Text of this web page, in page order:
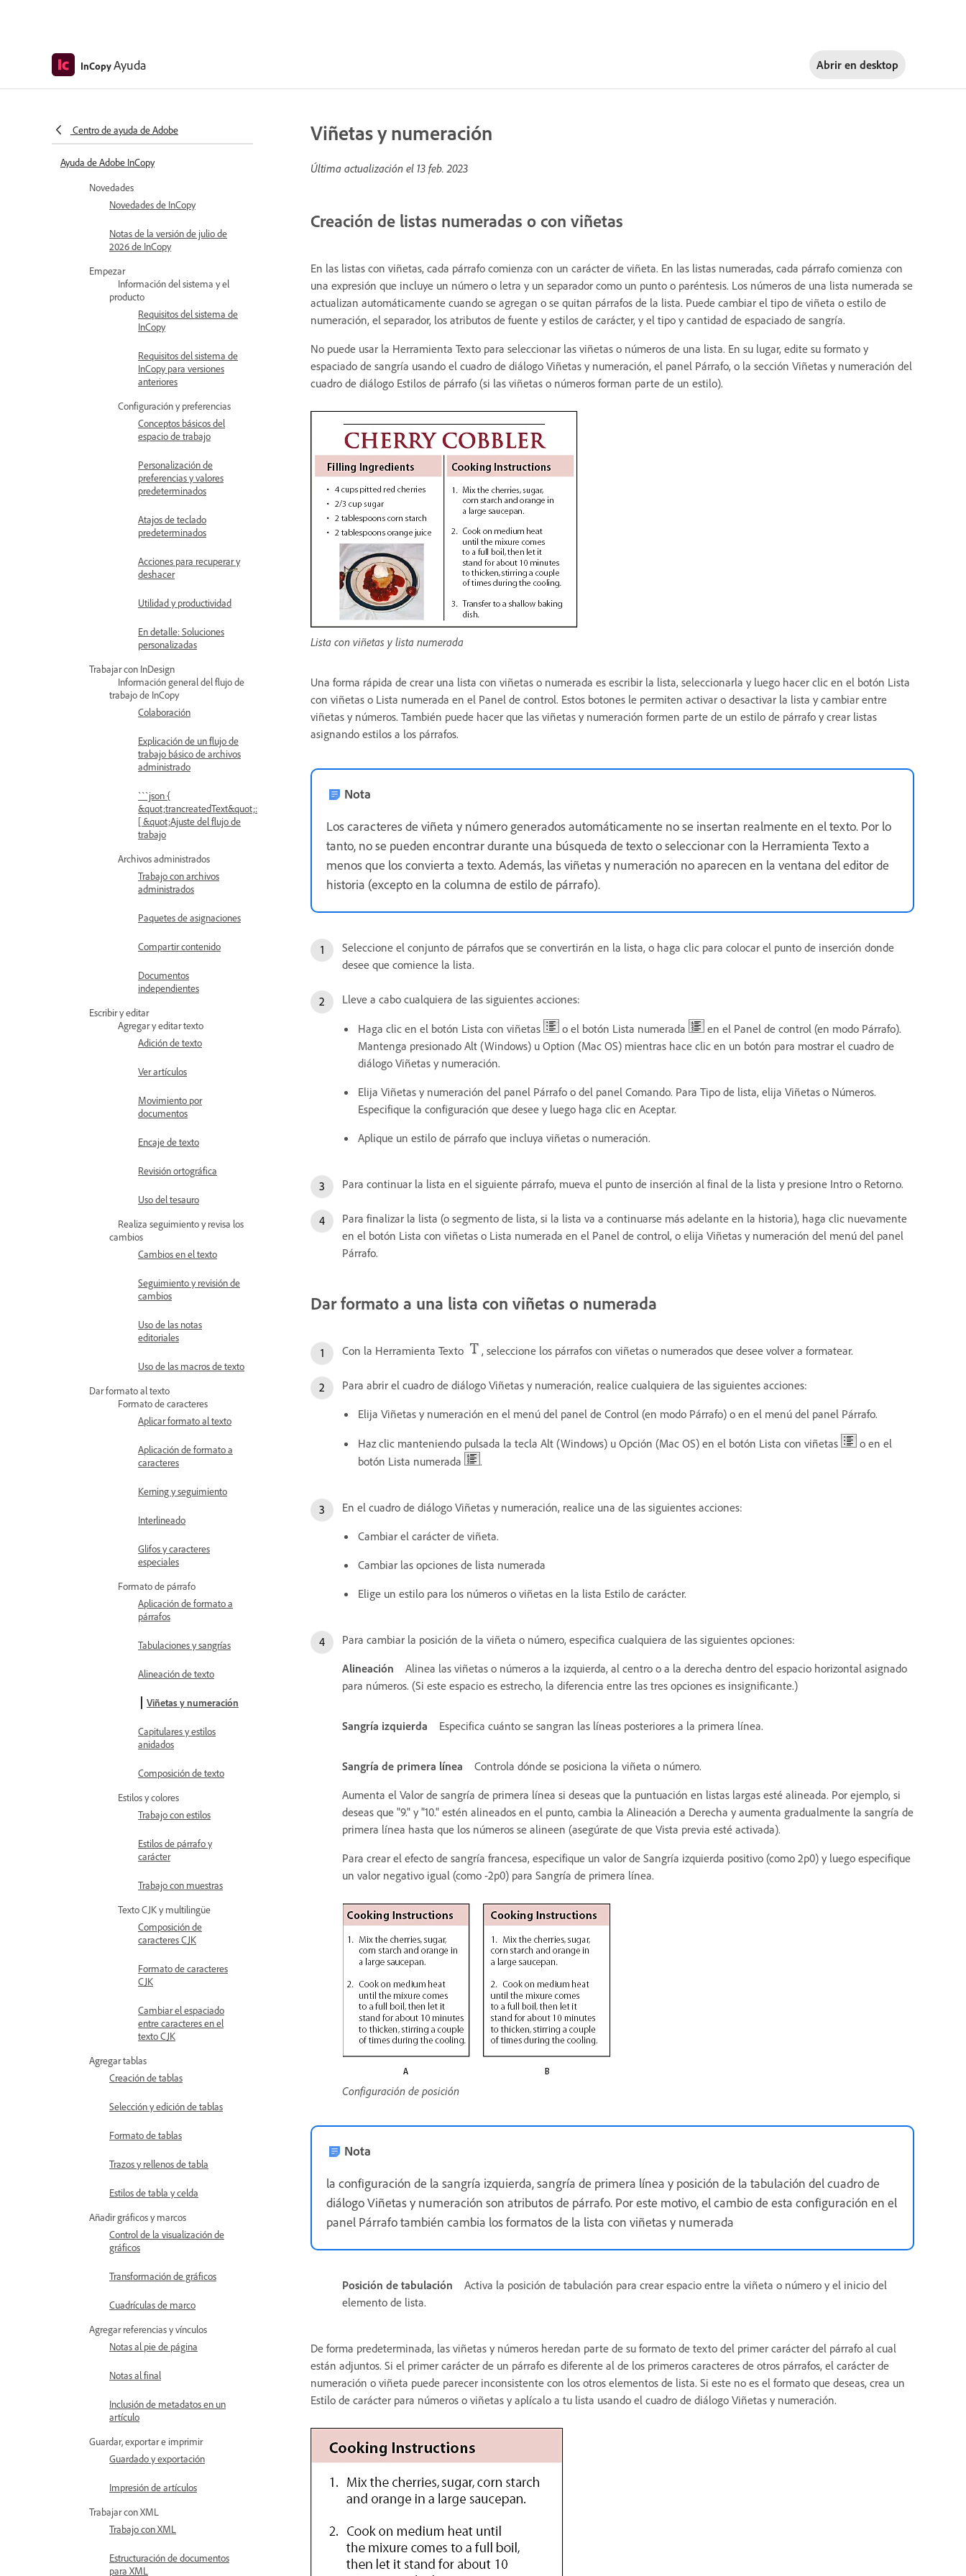
InCopyAyuda Abrir en desktop
Centro de ayuda de Adobe
Ayuda de Adobe InCopy
Novedades
Novedades de InCopy
Notas de la versión de julio de
2026 de InCopy
Empezar
Información del sistema y el
producto
Requisitos del sistema de
InCopy
Requisitos del sistema de
InCopy para versiones
anteriores
Configuración y preferencias
Conceptos básicos del
espacio de trabajo
Personalización de
preferencias y valores
predeterminados
Atajos de teclado
predeterminados
Acciones para recuperar y
deshacer
Utilidad y productividad
En detalle: Soluciones
personalizadas
Trabajar con InDesign
Información general del flujo de
trabajo de InCopy
Colaboración
Explicación de un flujo de
trabajo básico de archivos
administrado
```json {
&quot;trancreatedText&quot;:
[ &quot;Ajuste del flujo de
trabajo
Archivos administrados
Trabajo con archivos
administrados
Paquetes de asignaciones
Compartir contenido
Documentos
independientes
Escribir y editar
Agregar y editar texto
Adición de texto
Ver artículos
Movimiento por
documentos
Encaje de texto
Revisión ortográfica
Uso del tesauro
Realiza seguimiento y revisa los
cambios
Cambios en el texto
Seguimiento y revisión de
cambios
Uso de las notas
editoriales
Uso de las macros de texto
Dar formato al texto
Formato de caracteres
Aplicar formato al texto
Aplicación de formato a
caracteres
Kerning y seguimiento
Interlineado
Glifos y caracteres
especiales
Formato de párrafo
Aplicación de formato a
párrafos
Tabulaciones y sangrías
Alineación de texto
Viñetas y numeración
Capitulares y estilos
anidados
Composición de texto
Estilos y colores
Trabajo con estilos
Estilos de párrafo y
carácter
Trabajo con muestras
Texto CJK y multilingüe
Composición de
caracteres CJK
Formato de caracteres
CJK
Cambiar el espaciado
entre caracteres en el
texto CJK
Agregar tablas
Creación de tablas
Selección y edición de tablas
Formato de tablas
Trazos y rellenos de tabla
Estilos de tabla y celda
Añadir gráficos y marcos
Control de la visualización de
gráficos
Transformación de gráficos
Cuadrículas de marco
Agregar referencias y vínculos
Notas al pie de página
Notas al final
Inclusión de metadatos en un
artículo
Guardar, exportar e imprimir
Guardado y exportación
Impresión de artículos
Trabajar con XML
Trabajo con XML
Estructuración de documentos
para XML
Viñetas y numeración
Última actualización el 13 feb. 2023
Creación de listas numeradas o con viñetas
En las listas con viñetas, cada párrafo comienza con un carácter de viñeta. En las listas numeradas, cada párrafo comienza con
una expresión que incluye un número o letra y un separador como un punto o paréntesis. Los números de una lista numerada se
actualizan automáticamente cuando se agregan o se quitan párrafos de la lista. Puede cambiar el tipo de viñeta o estilo de
numeración, el separador, los atributos de fuente y estilos de carácter, y el tipo y cantidad de espaciado de sangría.
No puede usar la Herramienta Texto para seleccionar las viñetas o números de una lista. En su lugar, edite su formato y
espaciado de sangría usando el cuadro de diálogo Viñetas y numeración, el panel Párrafo, o la sección Viñetas y numeración del
cuadro de diálogo Estilos de párrafo (si las viñetas o números forman parte de un estilo).
Lista con viñetas y lista numerada
Una forma rápida de crear una lista con viñetas o numerada es escribir la lista, seleccionarla y luego hacer clic en el botón Lista
con viñetas o Lista numerada en el Panel de control. Estos botones le permiten activar o desactivar la lista y cambiar entre
viñetas y números. También puede hacer que las viñetas y numeración formen parte de un estilo de párrafo y crear listas
asignando estilos a los párrafos.
Nota
Los caracteres de viñeta y número generados automáticamente no se insertan realmente en el texto. Por lo
tanto, no se pueden encontrar durante una búsqueda de texto o seleccionar con la Herramienta Texto a
menos que los convierta a texto. Además, las viñetas y numeración no aparecen en la ventana del editor de
historia (excepto en la columna de estilo de párrafo).
Seleccione el conjunto de párrafos que se convertirán en la lista, o haga clic para colocar el punto de inserción donde
desee que comience la lista.
Lleve a cabo cualquiera de las siguientes acciones:
Haga clic en el botón Lista con viñetas o el botón Lista numerada
en el Panel de control (en modo Párrafo).
Mantenga presionado Alt (Windows) u Option (Mac OS) mientras hace clic en un botón para mostrar el cuadro de
diálogo Viñetas y numeración.
Elija Viñetas y numeración del panel Párrafo o del panel Comando. Para Tipo de lista, elija Viñetas o Números.
Especifique la configuración que desee y luego haga clic en Aceptar.
Aplique un estilo de párrafo que incluya viñetas o numeración.
Para continuar la lista en el siguiente párrafo, mueva el punto de inserción al final de la lista y presione Intro o Retorno.
Para finalizar la lista (o segmento de lista, si la lista va a continuarse más adelante en la historia), haga clic nuevamente
en el botón Lista con viñetas o Lista numerada en el Panel de control, o elija Viñetas y numeración del menú del panel
Párrafo.
Dar formato a una lista con viñetas o numerada
Con la Herramienta Texto , seleccione los párrafos con viñetas o numerados que desee volver a formatear.
Para abrir el cuadro de diálogo Viñetas y numeración, realice cualquiera de las siguientes acciones:
Elija Viñetas y numeración en el menú del panel de Control (en modo Párrafo) o en el menú del panel Párrafo.
Haz clic manteniendo pulsada la tecla Alt (Windows) u Opción (Mac OS) en el botón Lista con viñetas
o en el
botón Lista numerada
.
En el cuadro de diálogo Viñetas y numeración, realice una de las siguientes acciones:
Cambiar el carácter de viñeta.
Cambiar las opciones de lista numerada
Elige un estilo para los números o viñetas en la lista Estilo de carácter.
Para cambiar la posición de la viñeta o número, especifica cualquiera de las siguientes opciones:
Alineación
Alinea las viñetas o números a la izquierda, al centro o a la derecha dentro del espacio horizontal asignado
para números. (Si este espacio es estrecho, la diferencia entre las tres opciones es insignificante.)
Sangría izquierda Especifica cuánto se sangran las líneas posteriores a la primera línea.
Sangría de primera línea
Controla dónde se posiciona la viñeta o número.
Aumenta el Valor de sangría de primera línea si deseas que la puntuación en listas largas esté alineada. Por ejemplo, si
deseas que "9." y "10." estén alineados en el punto, cambia la Alineación a Derecha y aumenta gradualmente la sangría de
primera línea hasta que los números se alineen (asegúrate de que Vista previa esté activada).
Para crear el efecto de sangría francesa, especifique un valor de Sangría izquierda positivo (como 2p0) y luego especifique
un valor negativo igual (como -2p0) para Sangría de primera línea.
Configuración de posición
Nota
la configuración de la sangría izquierda, sangría de primera línea y posición de la tabulación del cuadro de
diálogo Viñetas y numeración son atributos de párrafo. Por este motivo, el cambio de esta configuración en el
panel Párrafo también cambia los formatos de la lista con viñetas y numerada
Posición de tabulación
Activa la posición de tabulación para crear espacio entre la viñeta o número y el inicio del
elemento de lista.
De forma predeterminada, las viñetas y números heredan parte de su formato de texto del primer carácter del párrafo al cual
están adjuntos. Si el primer carácter de un párrafo es diferente al de los primeros caracteres de otros párrafos, el carácter de
numeración o viñeta puede parecer inconsistente con los otros elementos de lista. Si este no es el formato que deseas, crea un
Estilo de carácter para números o viñetas y aplícalo a tu lista usando el cuadro de diálogo Viñetas y numeración.